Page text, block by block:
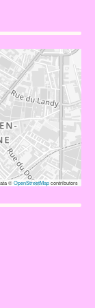
©OpenStreetMapcontributors